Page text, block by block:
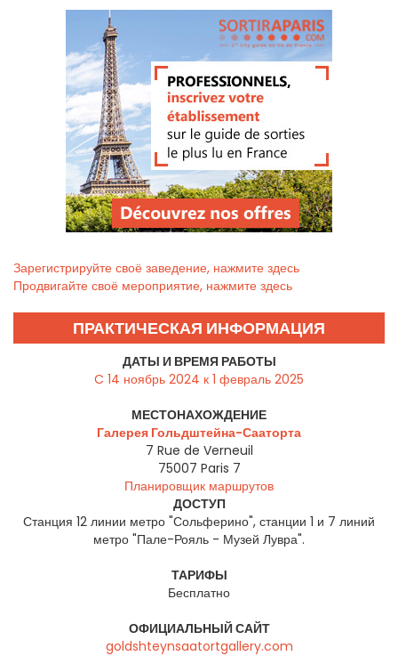
Зарегистрируйте своё заведение, нажмите здесь
Продвигайте своё мероприятие, нажмите здесь
ПРАКТИЧЕСКАЯ ИНФОРМАЦИЯ
ДАТЫ И ВРЕМЯ РАБОТЫ
C 14 ноябрь 2024 к 1 февраль 2025
МЕСТОНАХОЖДЕНИЕ
Галерея Гольдштейна-Сааторта
7 Rue de Verneuil
75007 Paris 7
Планировщик маршрутов
ДОСТУП
Станция 12 линии метро "Сольферино", станции 1 и 7 линий
метро "Пале-Рояль - Музей Лувра".
ТАРИФЫ
Бесплатно
ОФИЦИАЛЬНЫЙ САЙТ
goldshteynsaatortgallery.com